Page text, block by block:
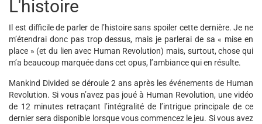
L'histoire
Il est difficile de parler de l’histoire sans spoiler cette dernière. Je ne
m’étendrai donc pas trop dessus, mais je parlerai de sa « mise en
place » (et du lien avec Human Revolution) mais, surtout, chose qui
m’a beaucoup marquée dans cet opus, l’ambiance qui en résulte.
Mankind Divided se déroule 2 ans après les événements de Human
Revolution. Si vous n’avez pas joué à Human Revolution, une vidéo
de 12 minutes retraçant l’intégralité de l’intrigue principale de ce
dernier sera disponible lorsque vous commencez le jeu. Si vous avez